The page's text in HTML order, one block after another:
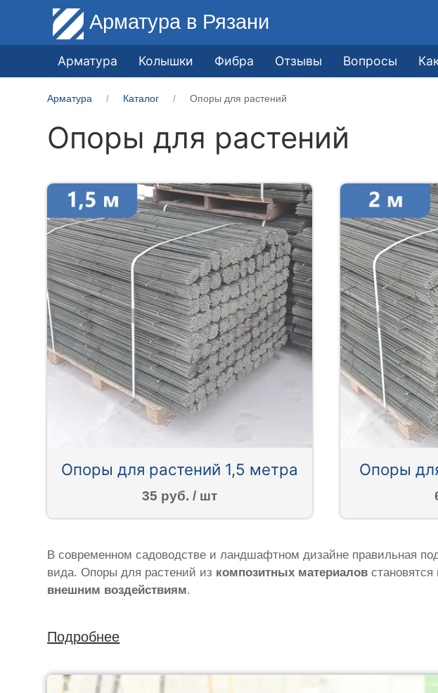
Арматура в Рязани
Арматура Колышки Фибра Отзывы Вопросы
Арматура Каталог Опоры для растений
Опоры для растений
Опоры для растений 1,5 метра
35 руб. / шт
Опоры
В современном садоводстве и ландшафтном дизайне правильная
вида. Опоры для растений из композитных материалов
внешним воздействиям.
Подробнее